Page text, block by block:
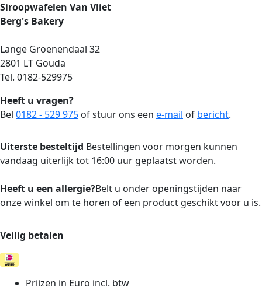
Siroopwafelen Van Vliet
Berg's Bakery
Lange Groenendaal 32
2801 LT Gouda
Tel. 0182-529975
Heeft u vragen?
Bel 0182 - 529 975 of stuur ons een e-mail of bericht.
Uiterste besteltijd Bestellingen voor morgen kunnen
vandaag uiterlijk tot 16:00 uur geplaatst worden.
Heeft u een allergie?Belt u onder openingstijden naar
onze winkel om te horen of een product geschikt voor u is.
Veilig betalen
Prijzen in Euro incl. btw